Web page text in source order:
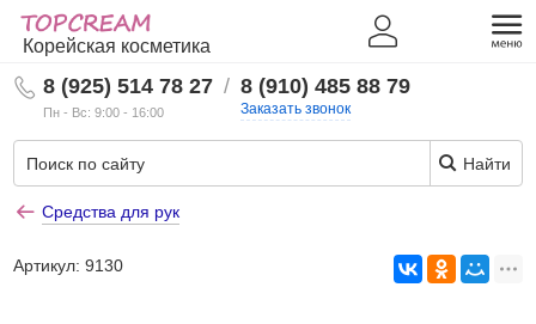
Корейская косметика
8 (925) 514 78 27
Пн - Вс: 9:00 - 16:00
/ 8 (910) 485 88 79
Заказать звонок
Найти
Средства для рук
Артикул:9130